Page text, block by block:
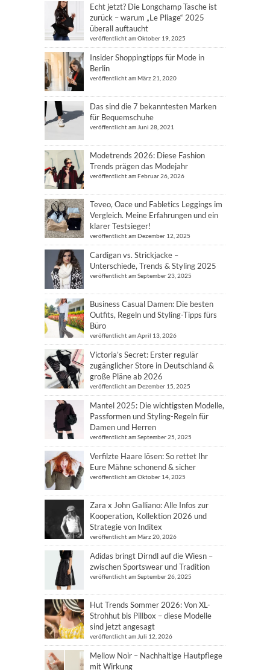
Echt jetzt? Die Longchamp Tasche ist
zurück – warum „Le Pliage“ 2025
überall auftaucht
veröffentlicht am Oktober 19, 2025
Insider Shoppingtipps für Mode in
Berlin
veröffentlicht am März 21, 2020
Das sind die 7 bekanntesten Marken
für Bequemschuhe
veröffentlicht am Juni 28, 2021
Modetrends 2026: Diese Fashion
Trends prägen das Modejahr
veröffentlicht am Februar 26, 2026
Teveo, Oace und Fabletics Leggings im
Vergleich. Meine Erfahrungen und ein
klarer Testsieger!
veröffentlicht am Dezember 12, 2025
Cardigan vs. Strickjacke –
Unterschiede, Trends & Styling 2025
veröffentlicht am September 23, 2025
Business Casual Damen: Die besten
Outfits, Regeln und Styling-Tipps fürs
Büro
veröffentlicht am April 13, 2026
Victoria’s Secret: Erster regulär
zugänglicher Store in Deutschland &
große Pläne ab 2026
veröffentlicht am Dezember 15, 2025
Mantel 2025: Die wichtigsten Modelle,
Passformen und Styling-Regeln für
Damen und Herren
veröffentlicht am September 25, 2025
Verfilzte Haare lösen: So rettet Ihr
Eure Mähne schonend & sicher
veröffentlicht am Oktober 14, 2025
Zara x John Galliano: Alle Infos zur
Kooperation, Kollektion 2026 und
Strategie von Inditex
veröffentlicht am März 20, 2026
Adidas bringt Dirndl auf die Wiesn –
zwischen Sportswear und Tradition
veröffentlicht am September 26, 2025
Hut Trends Sommer 2026: Von XL-
Strohhut bis Pillbox – diese Modelle
sind jetzt angesagt
veröffentlicht am Juli 12, 2026
Mellow Noir – Nachhaltige Hautpflege
mit Wirkung